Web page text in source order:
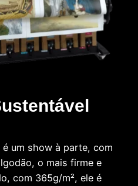
um show à parte, com
o mais firme e
com 365g/m², ele é